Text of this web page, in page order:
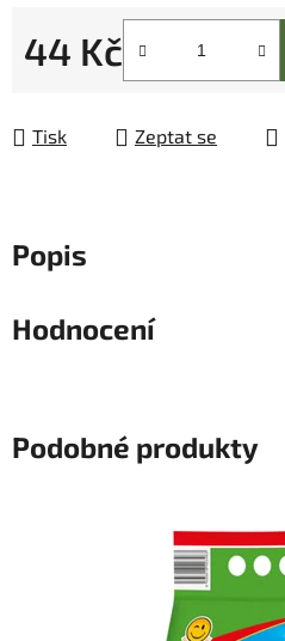
44 Kč
Měrná cena:
Tisk Zeptat se
Popis
Hodnocení
Podobné produkty